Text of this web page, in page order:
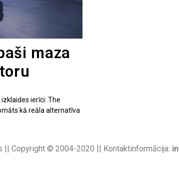
maza
ierīci: The
kā reāla alternatīva
|| Copyright © 2004-2020 || Kontaktinformācija: